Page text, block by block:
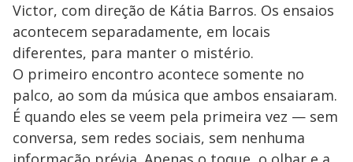
Victor, com direção de Kátia Barros. Os ensaios
acontecem separadamente, em locais
diferentes, para manter o mistério.
O primeiro encontro acontece somente no
palco, ao som da música que ambos ensaiaram.
É quando eles se veem pela primeira vez — sem
conversa, sem redes sociais, sem nenhuma